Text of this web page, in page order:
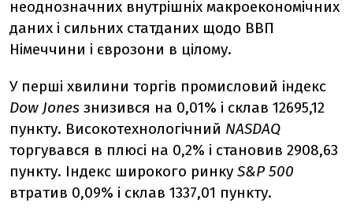
неоднозначних внутрішніх макроекономічних
даних і сильних статданих щодо ВВП
Німеччини і єврозони в цілому.
У перші хвилини торгів промисловий індекс
Dow Jones знизився на 0,01% і склав 12695,12
пункту. Високотехнологічний NASDAQ
торгувався в плюсі на 0,2% і становив 2908,63
пункту. Індекс широкого ринку S&P 500
втратив 0,09% і склав 1337,01 пункту.